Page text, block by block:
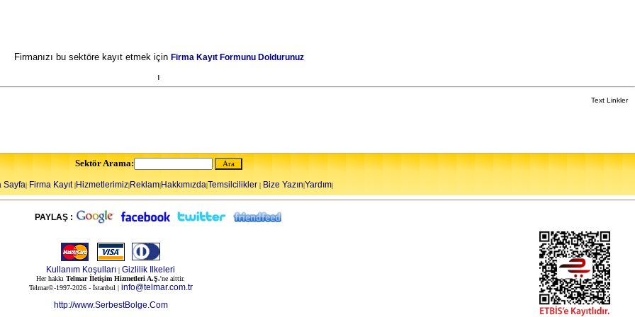
Firmanızı bu sektöre kayıt etmek için Firma Kayıt Formunu Doldurunuz
ı
Text Linkler
Sektör Arama:
Sayfa| Firma Kayıt|Hizmetlerimiz|Reklam|Hakkımızda|Temsilcilikler | Bize Yazın|Yardım|
PAYLAŞ :
Kullanım Koşulları | Gizlilik Ilkeleri
Her hakkı Telmar İletişim Hizmetleri A.Ş.'ne aittir.
Telmar©-1997-2026 - İstanbul | info@telmar.com.tr
http://www.SerbestBolge.Com